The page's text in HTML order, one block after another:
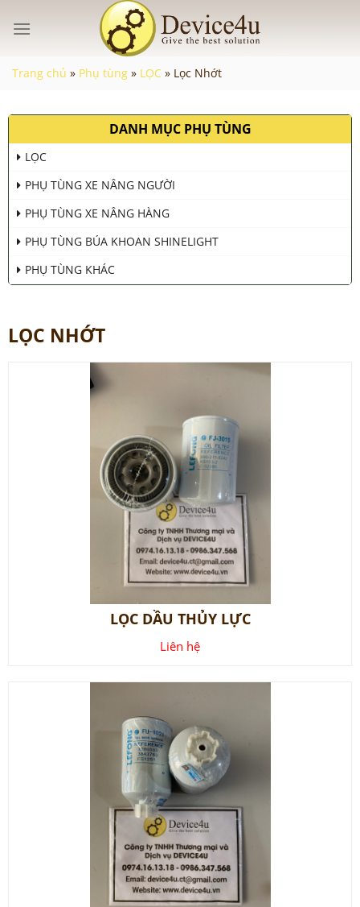
đến
dung
Trang chủ » Phụ tùng » LỌC » Lọc Nhớt
DANH MỤC PHỤ TÙNG
LỌC
PHỤ TÙNG XE NÂNG NGƯỜI
PHỤ TÙNG XE NÂNG HÀNG
PHỤ TÙNG BÚA KHOAN SHINELIGHT
PHỤ TÙNG KHÁC
LỌC NHỚT
LỌC DẦU THỦY LỰC
Liên hệ